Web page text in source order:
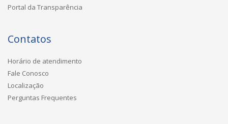
Portal da Transparência
Contatos
Horário de atendimento
Fale Conosco
Localização
Perguntas Frequentes